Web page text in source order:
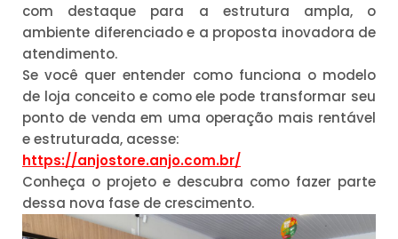
com destaque para a estrutura ampla, o
ambiente diferenciado e a proposta inovadora de
atendimento.
Se você quer entender como funciona o modelo
de loja conceito e como ele pode transformar seu
ponto de venda em uma operação mais rentável
e estruturada, acesse:
https://anjostore.anjo.com.br/
Conheça o projeto e descubra como fazer parte
dessa nova fase de crescimento.